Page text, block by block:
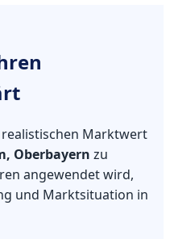
Marktwert
Oberbayern zu
angewendet wird,
und Marktsituation in